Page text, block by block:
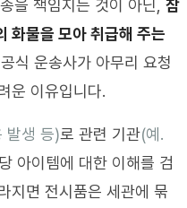
을 책임지는 것이 아닌 참
화물을 모아 취급해 주는
식 운송사가 아무리 요청
운 이유입니다.
발생 등)로 관련 기관(예
아이템에 대한 이해를 검
지면 전시품은 세관에 묶